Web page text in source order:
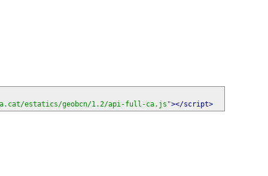
estatics/geobcn/1.2/api-full-ca.js"></script>